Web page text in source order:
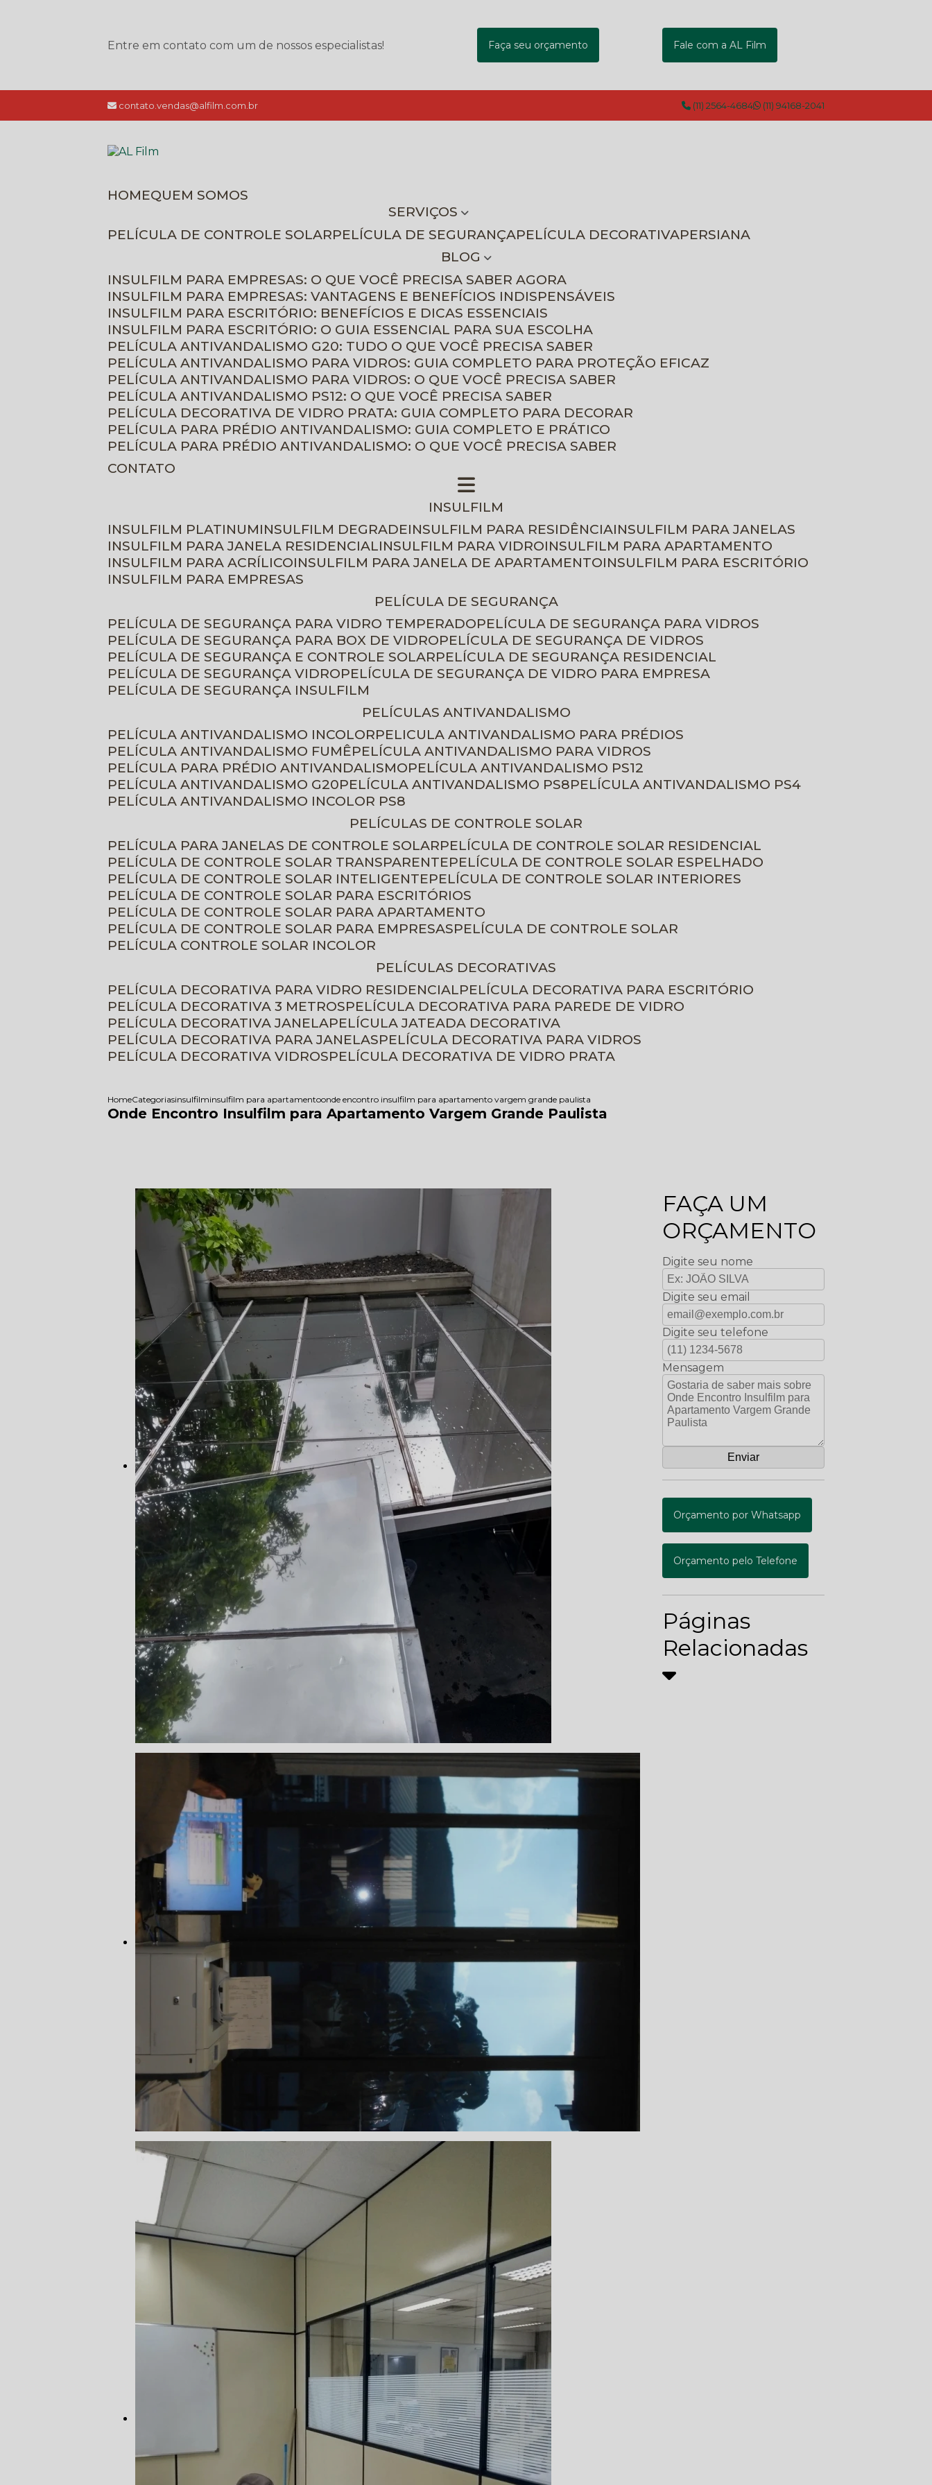
Entre em contato com um de nossos especialistas! Faça seu orçamento Fale com a AL Film
contato.vendas@alfilm.com.br (11) 2564-4684 (11) 94168-2041
HOME
QUEM SOMOS
SERVIÇOS
PELÍCULA DE CONTROLE SOLAR
PELÍCULA DE SEGURANÇA PELÍCULA DECORATIVA
PERSIANA
BLOG
INSULFILM PARA EMPRESAS: O QUE VOCÊ PRECISA SABER AGORA
INSULFILM PARA EMPRESAS: VANTAGENS E BENEFÍCIOS INDISPENSÁVEIS
INSULFILM PARA ESCRITÓRIO: BENEFÍCIOS E DICAS ESSENCIAIS
INSULFILM PARA ESCRITÓRIO: O GUIA ESSENCIAL PARA SUA ESCOLHA
PELÍCULA ANTIVANDALISMO G20: TUDO O QUE VOCÊ PRECISA SABER
PELÍCULA ANTIVANDALISMO PARA VIDROS: GUIA COMPLETO PARA PROTEÇÃO EFICAZ
PELÍCULA ANTIVANDALISMO PARA VIDROS: O QUE VOCÊ PRECISA SABER
PELÍCULA ANTIVANDALISMO PS12: O QUE VOCÊ PRECISA SABER
PELÍCULA DECORATIVA DE VIDRO PRATA: GUIA COMPLETO PARA DECORAR
PELÍCULA PARA PRÉDIO ANTIVANDALISMO: GUIA COMPLETO E PRÁTICO
PELÍCULA PARA PRÉDIO ANTIVANDALISMO: O QUE VOCÊ PRECISA SABER
CONTATO
INSULFILM
INSULFILM PLATINUM INSULFILM DEGRADE INSULFILM PARA RESIDÊNCIA INSULFILM PARA JANELAS
INSULFILM PARA JANELA RESIDENCIAL INSULFILM PARA VIDRO INSULFILM PARA APARTAMENTO
INSULFILM PARA ACRÍLICO INSULFILM PARA JANELA DE APARTAMENTO INSULFILM PARA ESCRITÓRIO
INSULFILM PARA EMPRESAS
PELÍCULA DE SEGURANÇA
PELÍCULA DE SEGURANÇA PARA VIDRO TEMPERADO
PELÍCULA DE SEGURANÇA PARA VIDROS
PELÍCULA DE SEGURANÇA PARA BOX DE VIDRO
PELÍCULA DE SEGURANÇA DE VIDROS
PELÍCULA DE SEGURANÇA E CONTROLE SOLAR
PELÍCULA DE SEGURANÇA RESIDENCIAL
PELÍCULA DE SEGURANÇA VIDRO
PELÍCULA DE SEGURANÇA DE VIDRO PARA EMPRESA
PELÍCULA DE SEGURANÇA INSULFILM
PELÍCULAS ANTIVANDALISMO
PELÍCULA ANTIVANDALISMO INCOLOR
PELICULA ANTIVANDALISMO PARA PRÉDIOS
PELÍCULA ANTIVANDALISMO FUMÊ
PELÍCULA ANTIVANDALISMO PARA VIDROS
PELÍCULA PARA PRÉDIO ANTIVANDALISMO
PELÍCULA ANTIVANDALISMO PS12
PELÍCULA ANTIVANDALISMO G20
PELÍCULA ANTIVANDALISMO PS8
PELÍCULA ANTIVANDALISMO PS4
PELÍCULA ANTIVANDALISMO INCOLOR PS8
PELÍCULAS DE CONTROLE SOLAR
PELÍCULA PARA JANELAS DE CONTROLE SOLAR
PELÍCULA DE CONTROLE SOLAR RESIDENCIAL
PELÍCULA DE CONTROLE SOLAR TRANSPARENTE
PELÍCULA DE CONTROLE SOLAR ESPELHADO
PELÍCULA DE CONTROLE SOLAR INTELIGENTE
PELÍCULA DE CONTROLE SOLAR INTERIORES
PELÍCULA DE CONTROLE SOLAR PARA ESCRITÓRIOS
PELÍCULA DE CONTROLE SOLAR PARA APARTAMENTO
PELÍCULA DE CONTROLE SOLAR PARA EMPRESAS
PELÍCULA DE CONTROLE SOLAR
PELÍCULA CONTROLE SOLAR INCOLOR
PELÍCULAS DECORATIVAS
PELÍCULA DECORATIVA PARA VIDRO RESIDENCIAL
PELÍCULA DECORATIVA PARA ESCRITÓRIO
PELÍCULA DECORATIVA 3 METROS
PELÍCULA DECORATIVA PARA PAREDE DE VIDRO
PELÍCULA DECORATIVA JANELA
PELÍCULA JATEADA DECORATIVA
PELÍCULA DECORATIVA PARA JANELAS
PELÍCULA DECORATIVA PARA VIDROS
PELÍCULA DECORATIVA VIDROS
PELÍCULA DECORATIVA DE VIDRO PRATA
HomeCategoriasinsulfilminsulfilm para apartamentoonde encontro insulfilm para apartamento vargem grande paulista
Onde Encontro Insulfilm para Apartamento Vargem Grande Paulista
FAÇA UM
ORÇAMENTO
Digite seu nome
Digite seu email
Digite seu telefone
Mensagem
Orçamento por Whatsapp
Orçamento pelo Telefone
Páginas
Relacionadas